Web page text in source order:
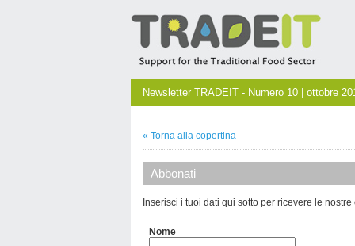
Newsletter TRADEIT - Numero 10 | ottobre
« Torna alla copertina
Abbonati
Inserisci i tuoi dati qui sotto per ricevere le nostre
Nome